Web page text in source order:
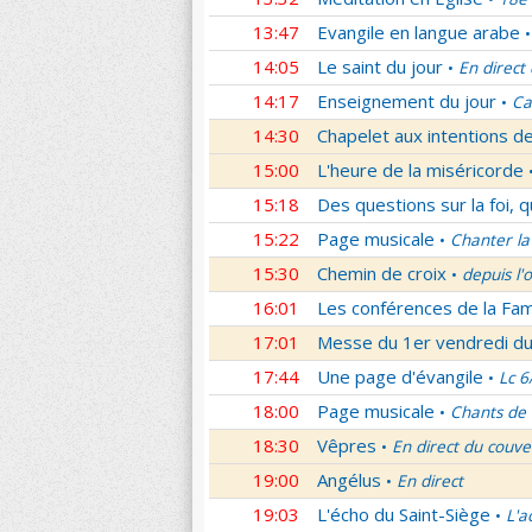
13:47 Evangile en langue arabe •
14:05 Le saint du jour • En direct
14:17 Enseignement du jour •
14:30
Chapelet aux intentions
15:00
L'heure de la miséricorde
15:18
Des questions sur la foi,
15:22
Page musicale • Chanter
15:30 Chemin de croix • depuis
16:01
Les conférences de la
17:01
Messe du 1er vendredi
17:44
Une page d'évangile • Lc
18:00 Page musicale • Chants de
18:30 Vêpres • En direct du
19:00 Angélus • En direct
19:03 L'écho du Saint-Siège •